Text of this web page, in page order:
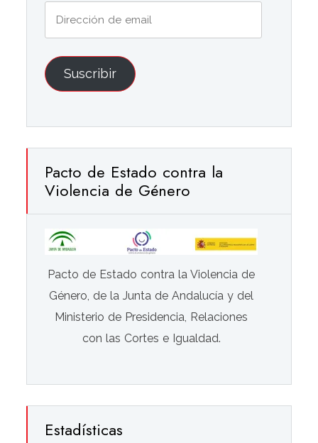
email
Suscribir
Pacto de Estado contra la
Violencia de Género
Pacto de Estado contra la Violencia de
Género, de la Junta de Andalucía y del
Ministerio de Presidencia, Relaciones
con las Cortes e Igualdad.
Estadísticas